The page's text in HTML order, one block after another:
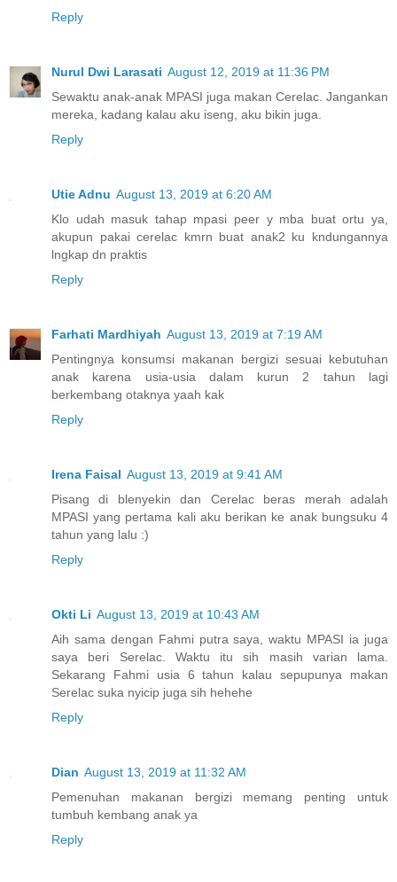
Reply
Nurul Dwi Larasati August 12, 2019 at 11:36 PM
Sewaktu anak-anak MPASI juga makan Cerelac. Jangankan
mereka, kadang kalau aku iseng, aku bikin juga.
Reply
Utie Adnu August 13, 2019 at 6:20 AM
Klo udah masuk tahap mpasi peer y mba buat ortu ya,
akupun pakai cerelac kmrn buat anak2 ku kndungannya
lngkap dn praktis
Reply
Farhati Mardhiyah August 13, 2019 at 7:19 AM
Pentingnya konsumsi makanan bergizi sesuai kebutuhan
anak karena usia-usia dalam kurun 2 tahun lagi
berkembang otaknya yaah kak
Reply
Irena Faisal August 13, 2019 at 9:41 AM
Pisang di blenyekin dan Cerelac beras merah adalah
MPASI yang pertama kali aku berikan ke anak bungsuku 4
tahun yang lalu :)
Reply
Okti Li August 13, 2019 at 10:43 AM
Aih sama dengan Fahmi putra saya, waktu MPASI ia juga
saya beri Serelac. Waktu itu sih masih varian lama.
Sekarang Fahmi usia 6 tahun kalau sepupunya makan
Serelac suka nyicip juga sih hehehe
Reply
Dian August 13, 2019 at 11:32 AM
Pemenuhan makanan bergizi memang penting untuk
tumbuh kembang anak ya
Reply